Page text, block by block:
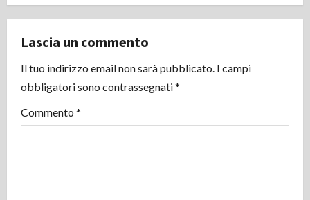
z
i
o
Lascia un commento
Il tuo indirizzo email non sarà pubblicato. I campi
obbligatori sono contrassegnati*
Commento *